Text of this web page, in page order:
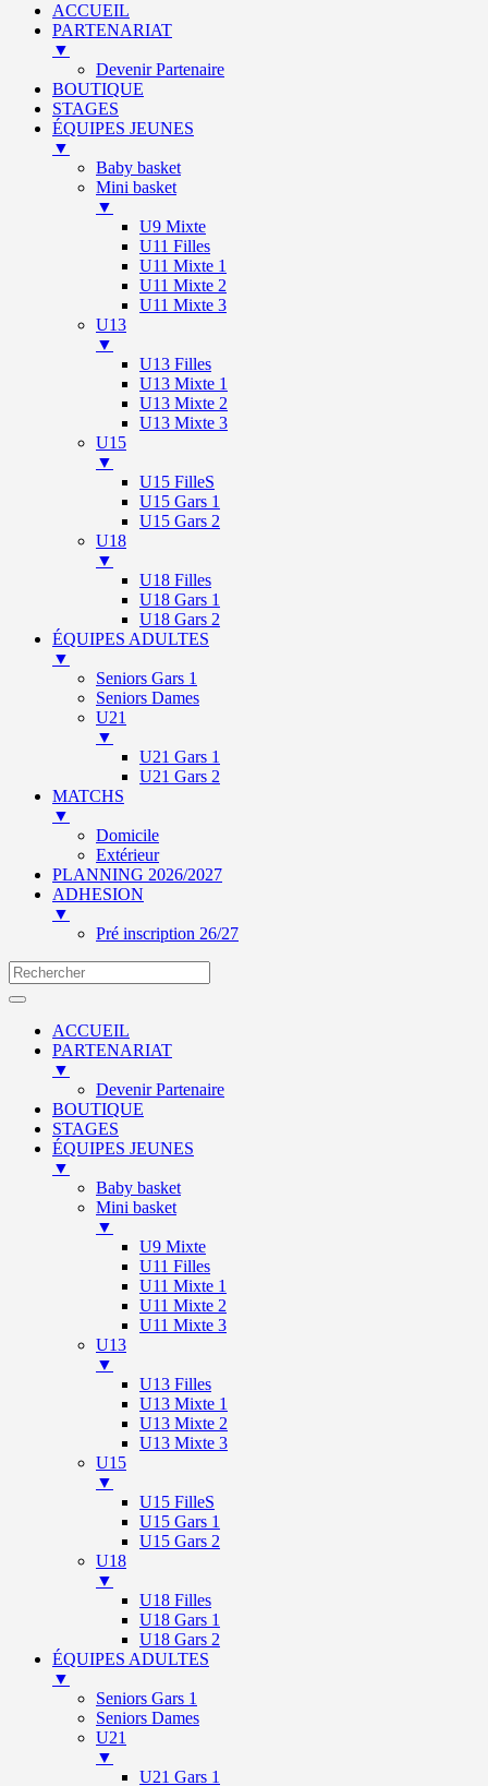
ACCUEIL
PARTENARIAT
▼
Devenir Partenaire
BOUTIQUE
STAGES
ÉQUIPES JEUNES
▼
Baby basket
Mini basket
▼
U9 Mixte
U11 Filles
U11 Mixte 1
U11 Mixte 2
U11 Mixte 3
U13
▼
U13 Filles
U13 Mixte 1
U13 Mixte 2
U13 Mixte 3
U15
▼
U15 FilleS
U15 Gars 1
U15 Gars 2
U18
▼
U18 Filles
U18 Gars 1
U18 Gars 2
ÉQUIPES ADULTES
▼
Seniors Gars 1
Seniors Dames
U21
▼
U21 Gars 1
U21 Gars 2
MATCHS
▼
Domicile
Extérieur
PLANNING 2026/2027
ADHESION
▼
Pré inscription 26/27
ACCUEIL
PARTENARIAT
▼
Devenir Partenaire
BOUTIQUE
STAGES
ÉQUIPES JEUNES
▼
Baby basket
Mini basket
▼
U9 Mixte
U11 Filles
U11 Mixte 1
U11 Mixte 2
U11 Mixte 3
U13
▼
U13 Filles
U13 Mixte 1
U13 Mixte 2
U13 Mixte 3
U15
▼
U15 FilleS
U15 Gars 1
U15 Gars 2
U18
▼
U18 Filles
U18 Gars 1
U18 Gars 2
ÉQUIPES ADULTES
▼
Seniors Gars 1
Seniors Dames
U21
▼
U21 Gars 1